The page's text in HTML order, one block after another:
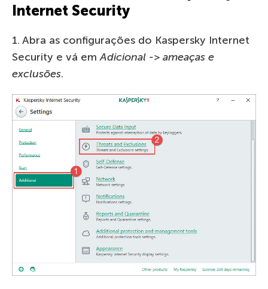
Internet Security
1. Abra as configurações do Kaspersky Internet
Security e vá emAdicional -> ameaças e
exclusões.